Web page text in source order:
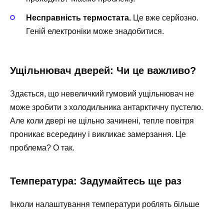
Несправність термостата. Це вже серйозно.
Геній електроніки може знадобитися.
Ущільнювач дверей: Чи це важливо?
Здається, що невеличкий гумовий ущільнювач не
може зробити з холодильника антарктичну пустелю.
Але коли двері не щільно зачинені, тепле повітря
проникає всередину і викликає замерзання. Це
проблема? О так.
Температура: Задумайтесь ще раз
Інколи налаштування температури роблять більше